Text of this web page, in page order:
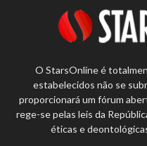
O StarsOnline é
estabelecidos não se
proporcionará um fórum
rege-se pelas leis da
éticas e